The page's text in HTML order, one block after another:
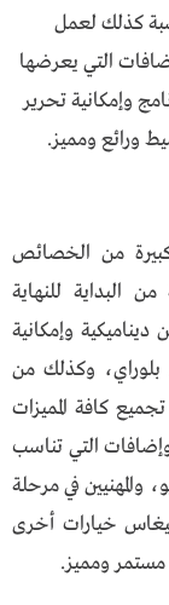
كذلك لعمل
التي يعرضها
وإمكانية تحرير
ورائع ومميز.
من الخصائص
البداية للنهاية
ديناميكية وإمكانية
وكذلك من
كافة المميزات
التي تناسب
والمهنيين في مرحلة
خيارات أخرى
ومميز.